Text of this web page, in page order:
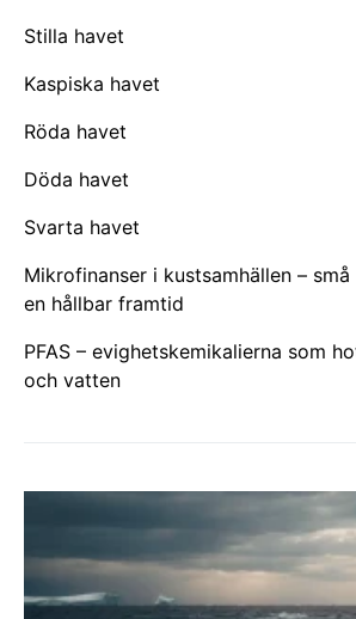
Stilla havet
Kaspiska havet
Röda havet
Döda havet
Svarta havet
Mikrofinanser i kustsamhällen –
en hållbar framtid
PFAS – evighetskemikalierna som
och vatten